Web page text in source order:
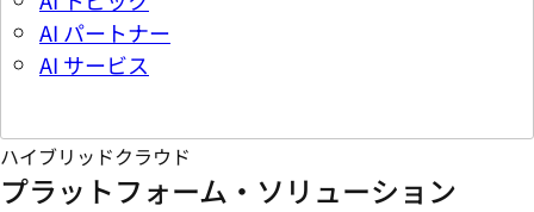
AI パートナー
AI サービス
ハイブリッドクラウド
プラットフォーム・ソリューション